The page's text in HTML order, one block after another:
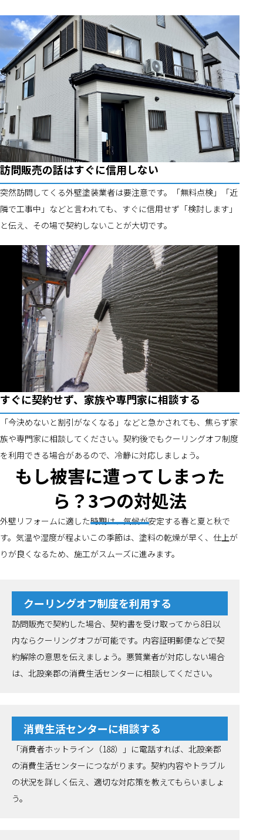
訪問販売の話はすぐに信用しない
突然訪問してくる外壁塗装業者は要注意です。「無料点検」「近
隣で工事中」などと言われても、すぐに信用せず「検討します」
と伝え、その場で契約しないことが大切です。
すぐに契約せず、家族や専門家に相談する
「今決めないと割引がなくなる」などと急かされても、焦らず家
族や専門家に相談してください。契約後でもクーリングオフ制度
を利用できる場合があるので、冷静に対応しましょう。
もし被害に遭ってしまった
ら？3つの対処法
外壁リフォームに適した時期は、気候が安定する春と夏と秋で
す。気温や湿度が程よいこの季節は、塗料の乾燥が早く、仕上が
りが良くなるため、施工がスムーズに進みます。
クーリングオフ制度を利用する
訪問販売で契約した場合、契約書を受け取ってから8日以
内ならクーリングオフが可能です。内容証明郵便などで契
約解除の意思を伝えましょう。悪質業者が対応しない場合
は、北設楽郡の消費生活センターに相談してください。
消費生活センターに相談する
「消費者ホットライン（188）」に電話すれば、北設楽郡
の消費生活センターにつながります。契約内容やトラブル
の状況を詳しく伝え、適切な対応策を教えてもらいましょ
う。